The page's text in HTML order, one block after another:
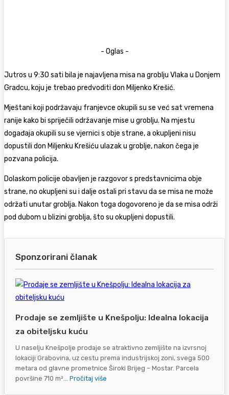
- Oglas -
Jutros u 9:30 sati bila je najavljena misa na groblju Vlaka u Donjem
Gradcu, koju je trebao predvoditi don Miljenko Krešić.
Mještani koji podržavaju franjevce okupili su se već sat vremena
ranije kako bi spriječili održavanje mise u groblju. Na mjestu
događaja okupili su se vjernici s obje strane, a okupljeni nisu
dopustili don Miljenku Krešiću ulazak u groblje, nakon čega je
pozvana policija.
Dolaskom policije obavljen je razgovor s predstavnicima obje
strane, no okupljeni su i dalje ostali pri stavu da se misa ne može
održati unutar groblja. Nakon toga dogovoreno je da se misa održi
pod dubom u blizini groblja, što su okupljeni dopustili.
Sponzorirani članak
Prodaje se zemljište u Knešpolju: Idealna lokacija
za obiteljsku kuću
U naselju Knešpolje prodaje se atraktivno zemljište na izvrsnoj
lokaciji Grabovina, uz cestu prema industrijskoj zoni, svega 500
metara od glavne prometnice Široki Brijeg – Mostar. Parcela
površine 710 m²... Pročitaj više